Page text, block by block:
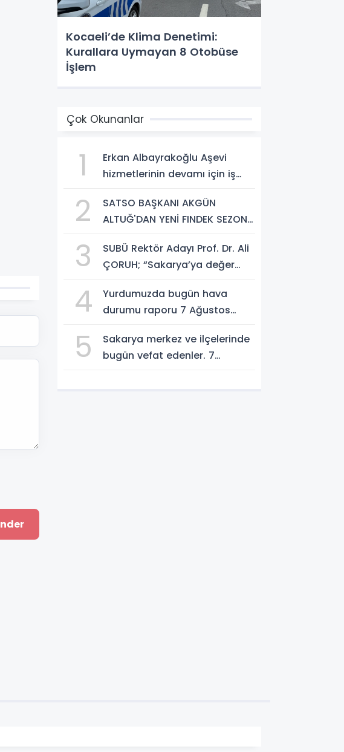
Kocaeli’de Klima Denetimi:
Kurallara Uymayan 8 Otobüse
İşlem
Çok Okunanlar
1
Erkan Albayrakoğlu Aşevi
hizmetlerinin devamı için iş
2
SATSO BAŞKANI AKGÜN
ALTUĞ'DAN YENİ FINDEK SEZONU
3
SUBÜ Rektör Adayı Prof. Dr. Ali
ÇORUH; “Sakarya’ya değer
etmek istiyorum”
4
Yurdumuzda bugün hava
durumu raporu 7 Ağustos
5
Sakarya merkez ve ilçelerinde
bugün vefat edenler. 7